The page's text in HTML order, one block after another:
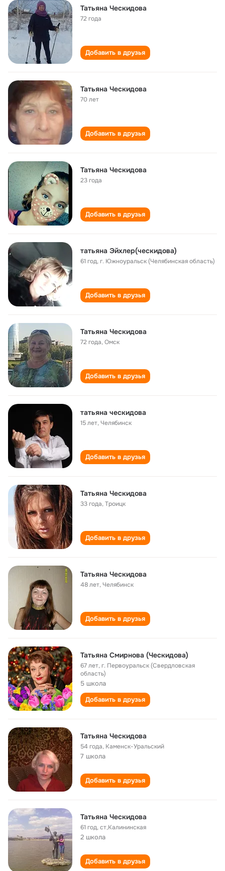
Татьяна Ческидова
72 года
Добавить в друзья
Татьяна Ческидова
70 лет
Добавить в друзья
Татьяна Ческидова
23 года
Добавить в друзья
татьяна Эйхлер(ческидова)
61 год,г. Южноуральск (Челябинская область)
Добавить в друзья
Татьяна Ческидова
72 года,Омск
Добавить в друзья
татьяна ческидова
15 лет,Челябинск
Добавить в друзья
Татьяна Ческидова
33 года,Троицк
Добавить в друзья
Татьяна Ческидова
48 лет,Челябинск
Добавить в друзья
Татьяна Смирнова (Ческидова)
67 лет,г. Первоуральск (Свердловская
область)
5 школа
Добавить в друзья
Татьяна Ческидова
54 года, Каменск-Уральский
7 школа
Добавить в друзья
Татьяна Ческидова
61 год,ст,Калининская
2 школа
Добавить в друзья